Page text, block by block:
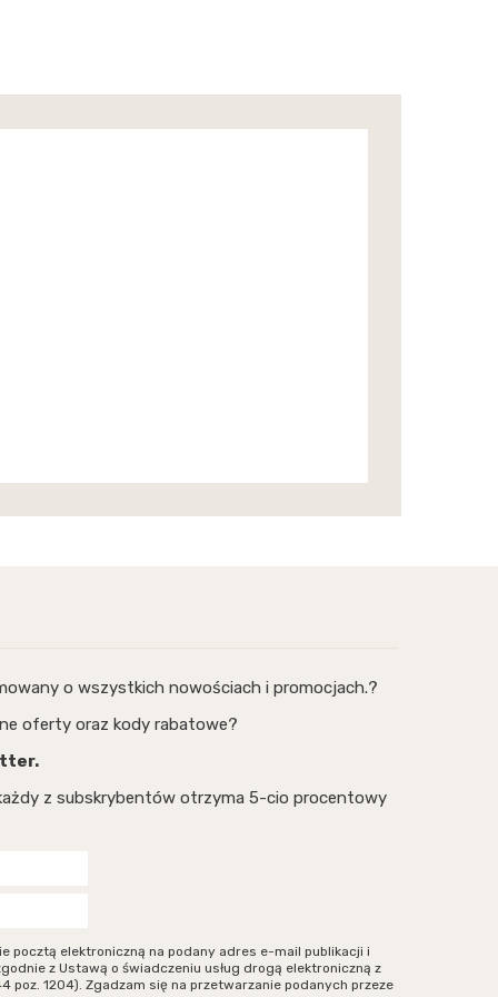
o wszystkich nowościach i promocjach.?
oferty oraz kody rabatowe?
z subskrybentów otrzyma 5-cio procentowy
pocztą elektroniczną na podany adres e-mail publikacji i
z Ustawą o świadczeniu usług drogą elektroniczną z
poz. 1204). Zgadzam się na przetwarzanie podanych przeze